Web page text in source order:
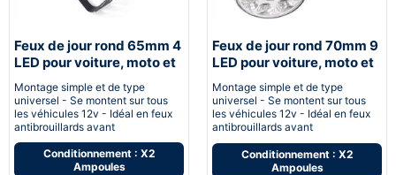
Feux de jour rond 65mm 4
LED pour voiture, moto et
Montage simple et de type
universel - Se montent sur tous
les véhicules 12v - Idéal en feux
antibrouillards avant
Conditionnement : X2
Ampoules
Feux de jour rond 70mm 9
LED pour voiture, moto et
Montage simple et de type
universel - Se montent sur tous
les véhicules 12v - Idéal en feux
antibrouillards avant
Conditionnement : X2
Ampoules